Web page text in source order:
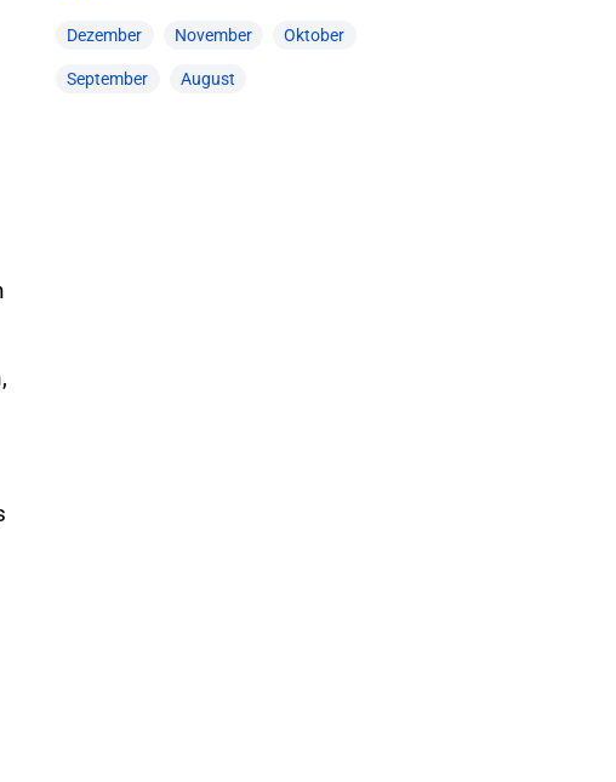
Dezember November Oktober
September August